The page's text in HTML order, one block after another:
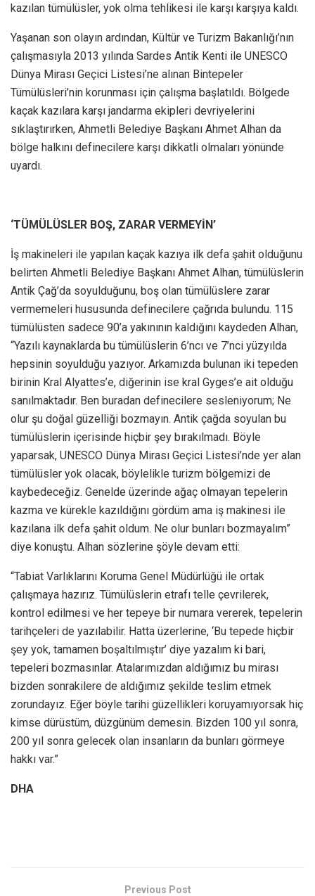
kazılan tümülüsler, yok olma tehlikesi ile karşı karşıya kaldı.
Yaşanan son olayın ardından, Kültür ve Turizm Bakanlığı’nın
çalışmasıyla 2013 yılında Sardes Antik Kenti ile UNESCO
Dünya Mirası Geçici Listesi’ne alınan Bintepeler
Tümülüsleri’nin korunması için çalışma başlatıldı. Bölgede
kaçak kazılara karşı jandarma ekipleri devriyelerini
sıklaştırırken, Ahmetli Belediye Başkanı Ahmet Alhan da
bölge halkını definecilere karşı dikkatli olmaları yönünde
uyardı.
‘TÜMÜLÜSLER BOŞ, ZARAR VERMEYİN’
İş makineleri ile yapılan kaçak kazıya ilk defa şahit olduğunu
belirten Ahmetli Belediye Başkanı Ahmet Alhan, tümülüslerin
Antik Çağ’da soyulduğunu, boş olan tümülüslere zarar
vermemeleri hususunda definecilere çağrıda bulundu. 115
tümülüsten sadece 90’a yakınının kaldığını kaydeden Alhan,
“Yazılı kaynaklarda bu tümülüslerin 6’ncı ve 7’nci yüzyılda
hepsinin soyulduğu yazıyor. Arkamızda bulunan iki tepeden
birinin Kral Alyattes’e, diğerinin ise kral Gyges’e ait olduğu
sanılmaktadır. Ben buradan definecilere sesleniyorum; Ne
olur şu doğal güzelliği bozmayın. Antik çağda soyulan bu
tümülüslerin içerisinde hiçbir şey bırakılmadı. Böyle
yaparsak, UNESCO Dünya Mirası Geçici Listesi’nde yer alan
tümülüsler yok olacak, böylelikle turizm bölgemizi de
kaybedeceğiz. Genelde üzerinde ağaç olmayan tepelerin
kazma ve kürekle kazıldığını gördüm ama iş makinesi ile
kazılana ilk defa şahit oldum. Ne olur bunları bozmayalım”
diye konuştu. Alhan sözlerine şöyle devam etti:
“Tabiat Varlıklarını Koruma Genel Müdürlüğü ile ortak
çalışmaya hazırız. Tümülüslerin etrafı telle çevrilerek,
kontrol edilmesi ve her tepeye bir numara vererek, tepelerin
tarihçeleri de yazılabilir. Hatta üzerlerine, ‘Bu tepede hiçbir
şey yok, tamamen boşaltılmıştır’ diye yazalım ki bari,
tepeleri bozmasınlar. Atalarımızdan aldığımız bu mirası
bizden sonrakilere de aldığımız şekilde teslim etmek
zorundayız. Eğer böyle tarihi güzellikleri koruyamıyorsak hiç
kimse dürüstüm, düzgünüm demesin. Bizden 100 yıl sonra,
200 yıl sonra gelecek olan insanların da bunları görmeye
hakkı var.”
DHA
Previous Post